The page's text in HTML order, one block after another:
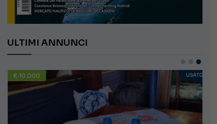
ULTIMI ANNUNCI
€ 10.000 USATO